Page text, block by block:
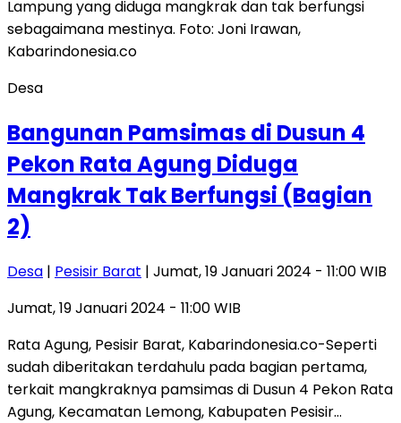
Desa
Bangunan Pamsimas di Dusun 4
Pekon Rata Agung Diduga
Mangkrak Tak Berfungsi (Bagian
2)
Desa | Pesisir Barat | Jumat, 19 Januari 2024 - 11:00 WIB
Jumat, 19 Januari 2024 - 11:00 WIB
Rata Agung, Pesisir Barat, Kabarindonesia.co-Seperti
sudah diberitakan terdahulu pada bagian pertama,
terkait mangkraknya pamsimas di Dusun 4 Pekon Rata
Agung, Kecamatan Lemong, Kabupaten Pesisir…